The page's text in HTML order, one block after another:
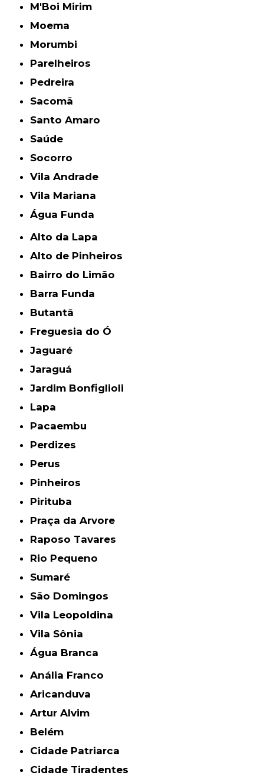
M'Boi Mirim
Moema
Morumbi
Parelheiros
Pedreira
Sacomã
Santo Amaro
Saúde
Socorro
Vila Andrade
Vila Mariana
Água Funda
Alto da Lapa
Alto de Pinheiros
Bairro do Limão
Barra Funda
Butantã
Freguesia do Ó
Jaguaré
Jaraguá
Jardim Bonfiglioli
Lapa
Pacaembu
Perdizes
Perus
Pinheiros
Pirituba
Praça da Arvore
Raposo Tavares
Rio Pequeno
Sumaré
São Domingos
Vila Leopoldina
Vila Sônia
Água Branca
Anália Franco
Aricanduva
Artur Alvim
Belém
Cidade Patriarca
Cidade Tiradentes